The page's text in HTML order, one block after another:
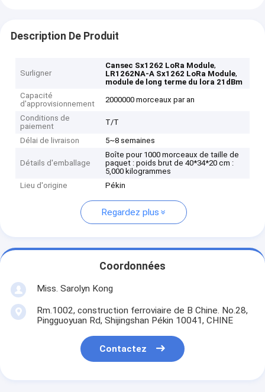
Description De Produit
Surligner
Cansec Sx1262 LoRa Module,
LR1262NA-A Sx1262 LoRa Module,
module de long terme du lora 21dBm
Capacité
d'approvisionnement
2000000 morceaux par an
Conditions de
paiement
T/T
Délai de livraison 5~8 semaines
Détails d'emballage
Boîte pour 1000 morceaux de taille de
paquet : poids brut de 40*34*20 cm :
5,000 kilogrammes
Lieu d'origine
Pékin
Regardez plus
Coordonnées
Miss. Sarolyn Kong
Rm.1002, construction ferroviaire de B Chine. No.28,
Pingguoyuan Rd, Shijingshan Pékin 10041, CHINE
Contactez